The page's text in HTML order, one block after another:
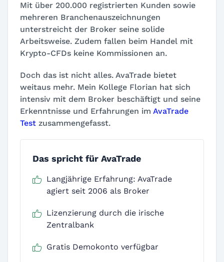
Mit über 200.000 registrierten Kunden sowie
mehreren Branchenauszeichnungen
unterstreicht der Broker seine solide
Arbeitsweise. Zudem fallen beim Handel mit
Krypto-CFDs keine Kommissionen an.
Doch das ist nicht alles. AvaTrade bietet
weitaus mehr. Mein Kollege Florian hat sich
intensiv mit dem Broker beschäftigt und seine
Erkenntnisse und Erfahrungen im AvaTrade
Test zusammengefasst.
Das spricht für AvaTrade
Langjährige Erfahrung: AvaTrade
agiert seit 2006 als Broker
Lizenzierung durch die irische
Zentralbank
Gratis Demokonto verfügbar